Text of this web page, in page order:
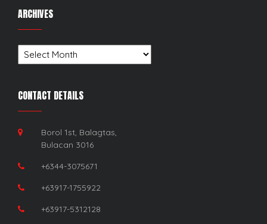
ARCHIVES
Archives
CONTACT DETAILS
Borol 1st, Balagtas,
Bulacan 3016
+6344-3075671
+63917-1755922
+63917-5312128